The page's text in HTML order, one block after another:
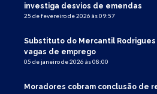
investiga desvios de emendas
25 de fevereiro de 2026 às 09:57
Substituto do Mercantil Rodrigues
vagas de emprego
05 de janeiro de 2026 às 08:00
Moradores cobram conclusão de